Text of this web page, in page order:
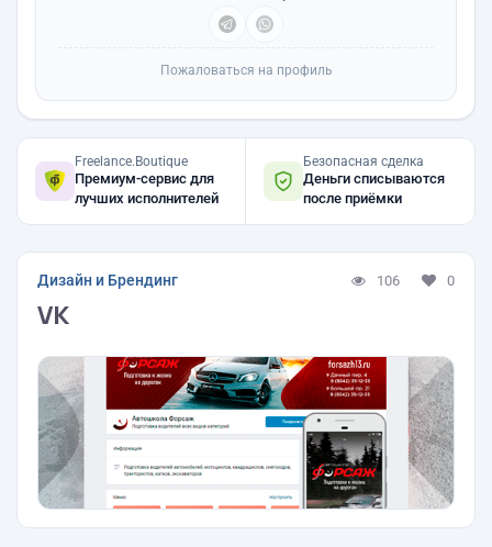
Пожаловаться на профиль
Freelance.Boutique
Премиум-сервис для
лучших исполнителей
Безопасная сделка
Деньги списываются
после приёмки
Дизайн и Брендинг 106 0
VK